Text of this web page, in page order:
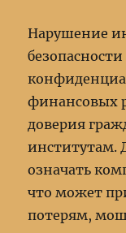
Нарушение
финансовых
доверия
институтам.
означать
что может
потерям,